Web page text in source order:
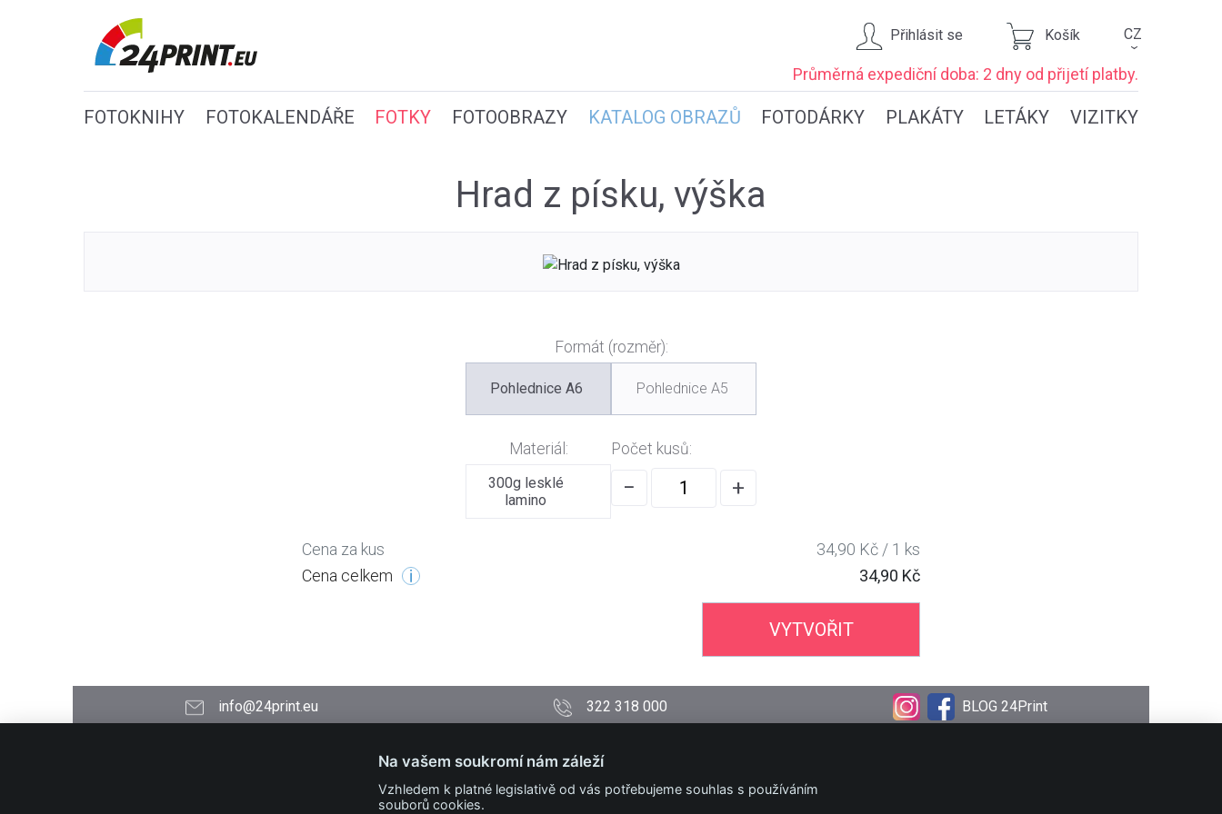
Přihlásit se Košík CZ
›
Průměrná expedičnídoba: 2 dny od přijetí platby.
FOTOKNIHY FOTOKALENDÁŘE FOTKY FOTOOBRAZY KATALOG OBRAZŮ FOTODÁRKY PLAKÁTY LETÁKY VIZITKY
Hrad z písku, výška
Formát (rozměr):
Pohlednice A6 Pohlednice A5
Materiál:
300g lesklé
lamino
Počet kusů:
− +
Cena za kus
34,90 Kč / 1 ks
Cena celkem
34,90 Kč
VYTVOŘIT
info@24print.eu 322 318 000 BLOG 24Print
PODMÍNKY
Technické podmínky
Na vašem soukromí nám záleží
Vzhledem k platné legislativě od vás potřebujeme souhlas s používáním
souborů cookies.